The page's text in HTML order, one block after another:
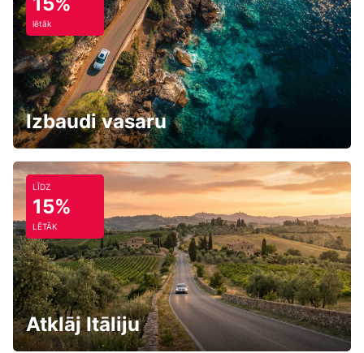
lētāk
Izbaudi vasaru
LĪDZ
15%
LĒTĀK
Atklāj Itāliju